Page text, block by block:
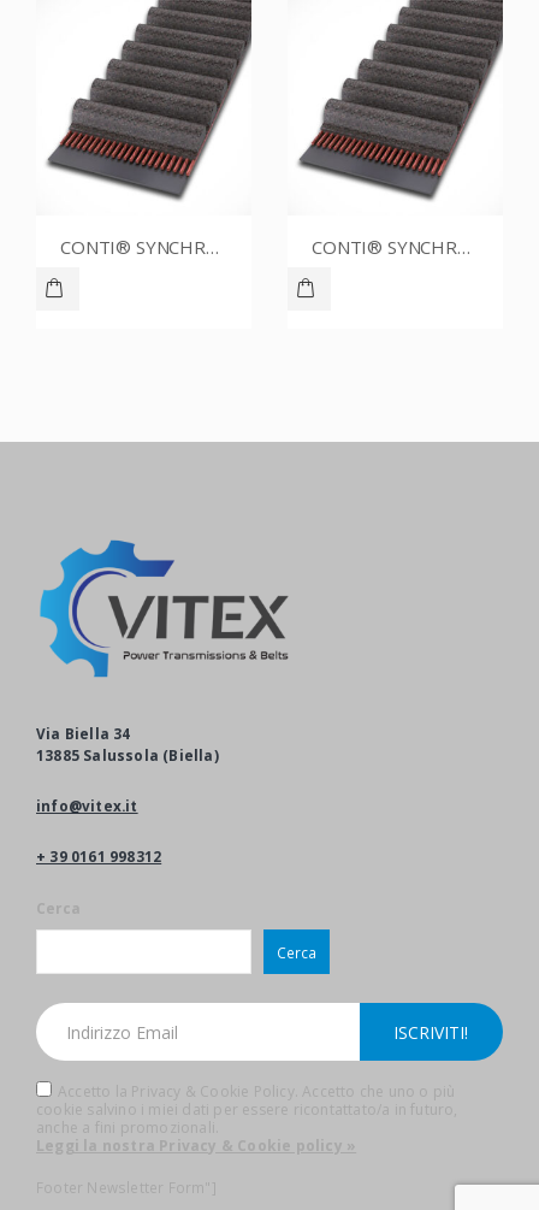
CONTI® SYNCHROBELT 54XL-400 CUSTOM CONTI® SYNCHROBELT 80XL CUSTOM
Via Biella 34
13885 Salussola (Biella)
info@vitex.it
+ 39 0161 998312
Cerca
Cerca
Accetto la Privacy & Cookie Policy. Accetto che uno o più
cookie salvino i miei dati per essere ricontattato/a in futuro,
anche a fini promozionali.
Leggi la nostra Privacy & Cookie policy »
Footer Newsletter Form"]